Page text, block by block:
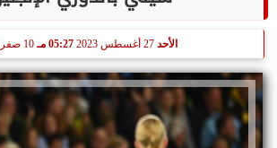
الأحد 27 أغسطس 2023 05:27 مـ 10 صفر 1445